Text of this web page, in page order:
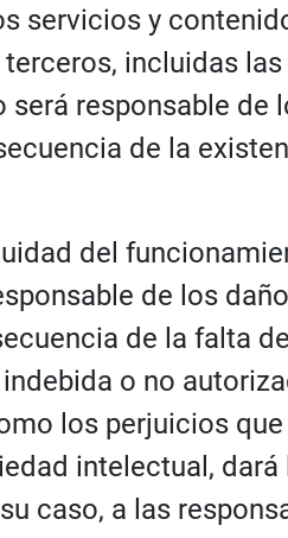
servicios y
incluidas las
responsable de
de la
del
de los
de la falta de
o no
los perjuicios que
intelectual, dará
caso, a las